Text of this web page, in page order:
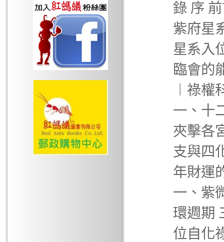
錄 序
紫府星
星系入
臨會的
︱祿
一、十
夾擊各
支與四
年財運
一、紫
環週期
位自化